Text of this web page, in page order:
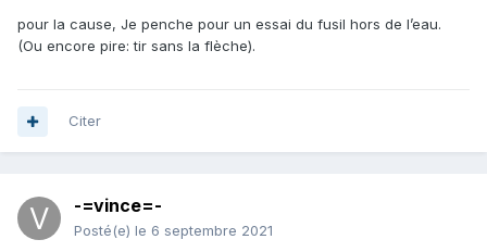
pour la cause, Je penche pour un essai du fusil hors de l’eau.
(Ou encore pire: tir sans la flèche).
Citer
-=vince=-
Posté(e) le 6 septembre 2021